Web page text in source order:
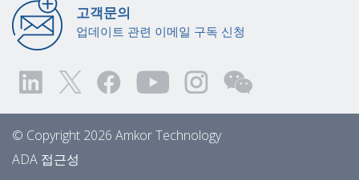
고객문의
업데이트 관련 이메일 구독 신청
© Copyright 2026 Amkor Technology
ADA 접근성